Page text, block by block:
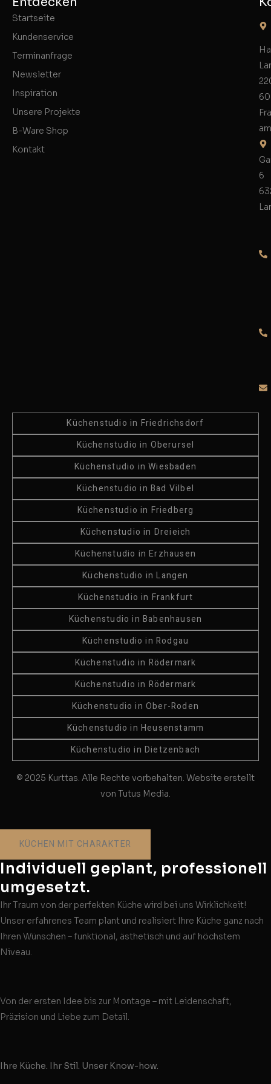
Startseite
Kundenservice
Terminanfrage
Newsletter
Inspiration
Unsere Projekte
B-Ware Shop
Kontakt
6
Küchenstudio in Friedrichsdorf
Küchenstudio in Oberursel
Küchenstudio in Wiesbaden
Küchenstudio in Bad Vilbel
Küchenstudio in Friedberg
Küchenstudio in Dreieich
Küchenstudio in Erzhausen
Küchenstudio in Langen
Küchenstudio in Frankfurt
Küchenstudio in Babenhausen
Küchenstudio in Rodgau
Küchenstudio in Rödermark
Küchenstudio in Rödermark
Küchenstudio in Ober-Roden
Küchenstudio in Heusenstamm
Küchenstudio in Dietzenbach
© 2025 Kurttas. Alle Rechte vorbehalten. Website erstellt
von Tutus Media.
KÜCHEN MIT CHARAKTER
Individuell geplant, professionell
umgesetzt.
Ihr Traum von der perfekten Küche wird bei uns Wirklichkeit!
Unser erfahrenes Team plant und realisiert Ihre Küche ganz nach
Ihren Wünschen – funktional, ästhetisch und auf höchstem
Niveau.
Von der ersten Idee bis zur Montage – mit Leidenschaft,
Präzision und Liebe zum Detail.
Ihre Küche. Ihr Stil. Unser Know-how.